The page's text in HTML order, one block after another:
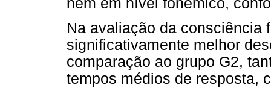
Na avaliação da consciência
significativamente melhor
comparação ao grupo G2,
tempos médios de resposta,